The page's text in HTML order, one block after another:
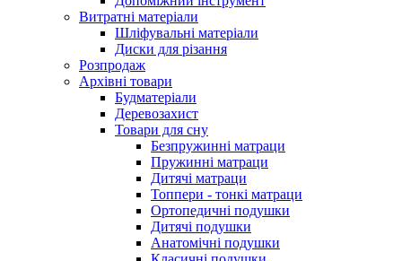
Витратні матеріали
Шліфувальні матеріали
Диски для різання
Розпродаж
Архівні товари
Будматеріали
Деревозахист
Товари для сну
Безпружинні матраци
Пружинні матраци
Дитячі матраци
Топпери - тонкі матраци
Ортопедичні подушки
Дитячі подушки
Анатомічні подушки